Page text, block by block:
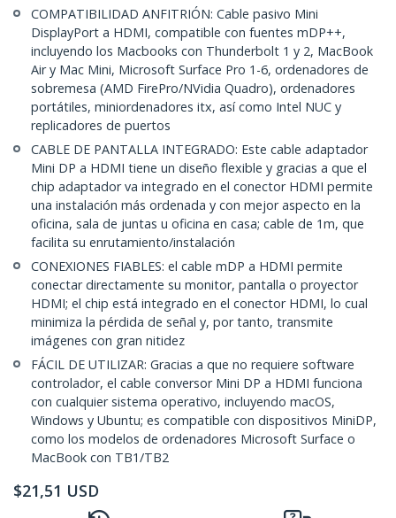
COMPATIBILIDAD ANFITRIÓN: Cable pasivo Mini
DisplayPort a HDMI, compatible con fuentes mDP++,
incluyendo los Macbooks con Thunderbolt 1 y 2, MacBook
Air y Mac Mini, Microsoft Surface Pro 1-6, ordenadores de
sobremesa (AMD FirePro/NVidia Quadro), ordenadores
portátiles, miniordenadores itx, así como Intel NUC y
replicadores de puertos
CABLE DE PANTALLA INTEGRADO: Este cable adaptador
Mini DP a HDMI tiene un diseño flexible y gracias a que el
chip adaptador va integrado en el conector HDMI permite
una instalación más ordenada y con mejor aspecto en la
oficina, sala de juntas u oficina en casa; cable de 1m, que
facilita su enrutamiento/instalación
CONEXIONES FIABLES: el cable mDP a HDMI permite
conectar directamente su monitor, pantalla o proyector
HDMI; el chip está integrado en el conector HDMI, lo cual
minimiza la pérdida de señal y, por tanto, transmite
imágenes con gran nitidez
FÁCIL DE UTILIZAR: Gracias a que no requiere software
controlador, el cable conversor Mini DP a HDMI funciona
con cualquier sistema operativo, incluyendo macOS,
Windows y Ubuntu; es compatible con dispositivos MiniDP,
como los modelos de ordenadores Microsoft Surface o
MacBook con TB1/TB2
$21,51 USD